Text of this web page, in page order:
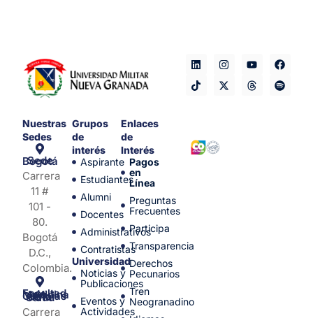
Nuestras
Sedes
Sede Bogotá
Carrera
11 #
101 -
80.
Bogotá
D.C.,
Colombia.
Facultad de Medicina y Ciencias de la Salud
Carrera
Grupos
de
interés
Aspirante
Estudiantes
Alumni
Docentes
Administrativos
Contratistas
Universidad
Noticias y
Publicaciones
Eventos y
Actividades
Enlaces
de
Interés
Pagos
en
Línea
Preguntas
Frecuentes
Participa
Transparencia
Derechos
Pecunarios
Tren
Neogranadino